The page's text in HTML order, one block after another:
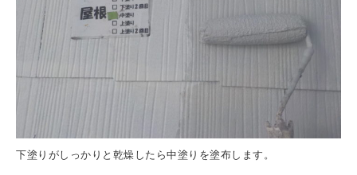
下塗りがしっかりと乾燥したら中塗りを塗布します。